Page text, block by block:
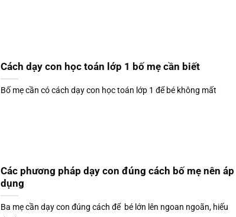
Cách dạy con học toán lớp 1 bố mẹ cần biết
Bố mẹ cần có cách dạy con học toán lớp 1 để bé không mất
Các phương pháp dạy con đúng cách bố mẹ nên áp
dụng
Ba mẹ cần dạy con đúng cách để bé lớn lên ngoan ngoãn, hiếu